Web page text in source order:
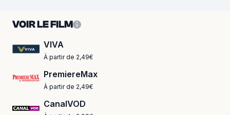
VOIR LE FILM
VIVA
À partir de 2,49€
PremiereMax
À partir de 2,49€
CanalVOD